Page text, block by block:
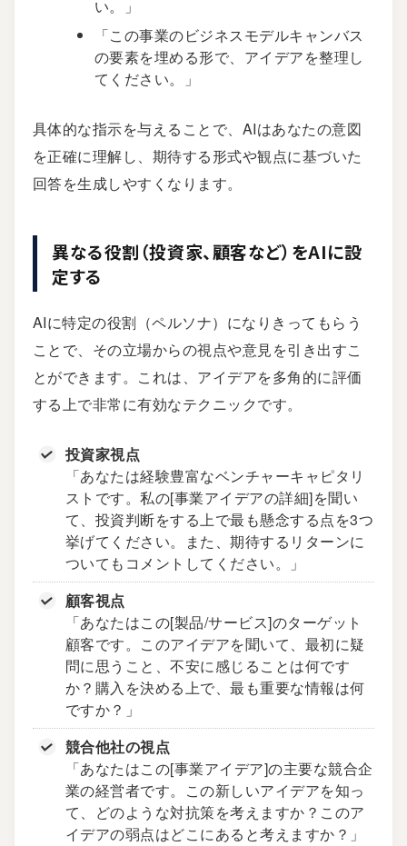
い。」
「この事業のビジネスモデルキャンバス
の要素を埋める形で、アイデアを整理し
てください。」
具体的な指示を与えることで、AIはあなたの意図
を正確に理解し、期待する形式や観点に基づいた
回答を生成しやすくなります。
異なる役割（投資家、顧客など）をAIに設
定する
AIに特定の役割（ペルソナ）になりきってもらう
ことで、その立場からの視点や意見を引き出すこ
とができます。これは、アイデアを多角的に評価
する上で非常に有効なテクニックです。
投資家視点
「あなたは経験豊富なベンチャーキャピタリ
ストです。私の[事業アイデアの詳細]を聞い
て、投資判断をする上で最も懸念する点を3つ
挙げてください。また、期待するリターンに
ついてもコメントしてください。」
顧客視点
「あなたはこの[製品/サービス]のターゲット
顧客です。このアイデアを聞いて、最初に疑
問に思うこと、不安に感じることは何です
か？購入を決める上で、最も重要な情報は何
ですか？」
競合他社の視点
「あなたはこの[事業アイデア]の主要な競合企
業の経営者です。この新しいアイデアを知っ
て、どのような対抗策を考えますか？このア
イデアの弱点はどこにあると考えますか？」